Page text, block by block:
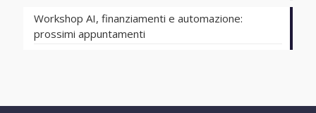
Workshop AI, finanziamenti e automazione:
prossimi appuntamenti